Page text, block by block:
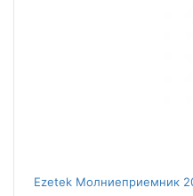
Ezetek Молниеприемник